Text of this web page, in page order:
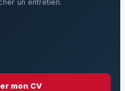
un entretien.
mon CV